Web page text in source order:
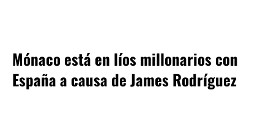
Mónaco está en líos millonarios con
España a causa de James Rodríguez